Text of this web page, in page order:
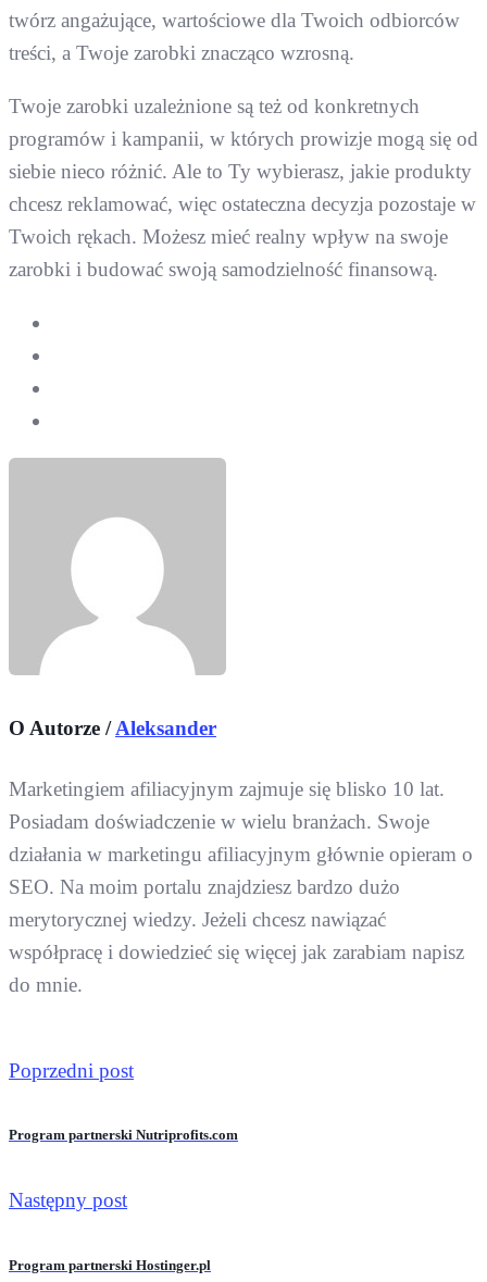
twórz angażujące, wartościowe dla Twoich odbiorców
treści, a Twoje zarobki znacząco wzrosną.
Twoje zarobki uzależnione są też od konkretnych
programów i kampanii, w których prowizje mogą się od
siebie nieco różnić. Ale to Ty wybierasz, jakie produkty
chcesz reklamować, więc ostateczna decyzja pozostaje w
Twoich rękach. Możesz mieć realny wpływ na swoje
zarobki i budować swoją samodzielność finansową.
O Autorze /Aleksander
Marketingiem afiliacyjnym zajmuje się blisko 10 lat.
Posiadam doświadczenie w wielu branżach. Swoje
działania w marketingu afiliacyjnym głównie opieram o
SEO. Na moim portalu znajdziesz bardzo dużo
merytorycznej wiedzy. Jeżeli chcesz nawiązać
współpracę i dowiedzieć się więcej jak zarabiam napisz
do mnie.
Poprzedni post
Program partnerski Nutriprofits.com
Następny post
Program partnerski Hostinger.pl